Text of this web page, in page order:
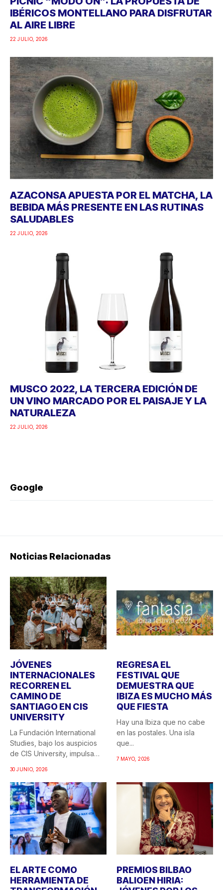
IBÉRICOS MONTELLANO PARA DISFRUTAR
AL AIRE LIBRE
22 JULIO, 2026
AZACONSA APUESTA POR EL MATCHA, LA
BEBIDA MÁS PRESENTE EN LAS RUTINAS
SALUDABLES
22 JULIO, 2026
MUSCO 2022, LA TERCERA EDICIÓN DE
UN VINO MARCADO POR EL PAISAJE Y LA
NATURALEZA
22 JULIO, 2026
Google
Noticias Relacionadas
JÓVENES
INTERNACIONALES
RECORREN EL
CAMINO DE
SANTIAGO EN CIS
UNIVERSITY
La Fundación International
Studies, bajo los auspicios
de CIS University, impulsa
30 JUNIO, 2026
REGRESA EL
FESTIVAL QUE
DEMUESTRA QUE
IBIZA ES MUCHO MÁS
QUE FIESTA
Hay una Ibiza que no cabe
en las postales. Una isla
que...
7 MAYO, 2026
EL ARTE COMO
HERRAMIENTA DE
PREMIOS BILBAO
BALIOEN HIRIA: